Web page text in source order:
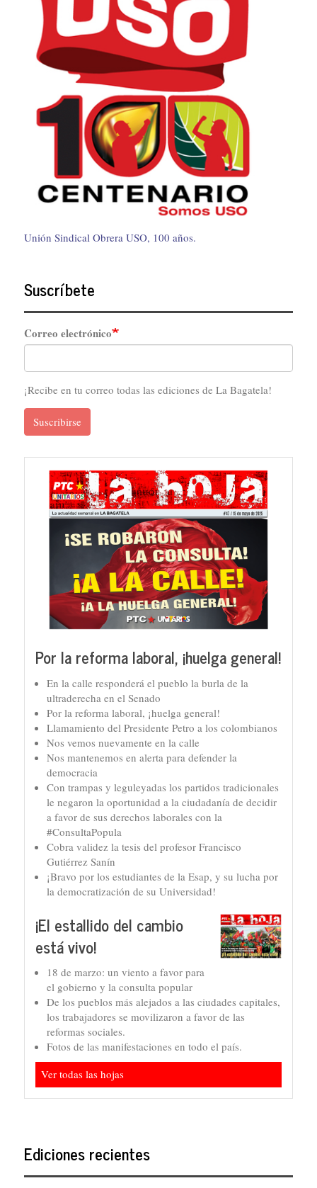
Unión Sindical Obrera USO, 100 años.
Suscríbete
Correo electrónico
¡Recibe en tu correo todas las ediciones de La Bagatela!
Suscribirse
Por la reforma laboral, ¡huelga general!
En la calle responderá el pueblo la burla de la
ultraderecha en el Senado
Por la reforma laboral, ¡huelga general!
Llamamiento del Presidente Petro a los colombianos
Nos vemos nuevamente en la calle
Nos mantenemos en alerta para defender la
democracia
Con trampas y leguleyadas los partidos tradicionales
le negaron la oportunidad a la ciudadanía de decidir
a favor de sus derechos laborales con la
#ConsultaPopula
Cobra validez la tesis del profesor Francisco
Gutiérrez Sanín
¡Bravo por los estudiantes de la Esap, y su lucha por
la democratización de su Universidad!
¡El estallido del cambio
está vivo!
18 de marzo: un viento a favor para
el gobierno y la consulta popular
De los pueblos más alejados a las ciudades capitales,
los trabajadores se movilizaron a favor de las
reformas sociales.
Fotos de las manifestaciones en todo el país.
Ver todas las hojas
Ediciones recientes